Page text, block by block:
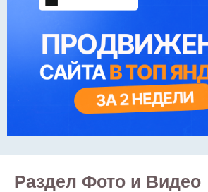
Раздел Фото и Видео